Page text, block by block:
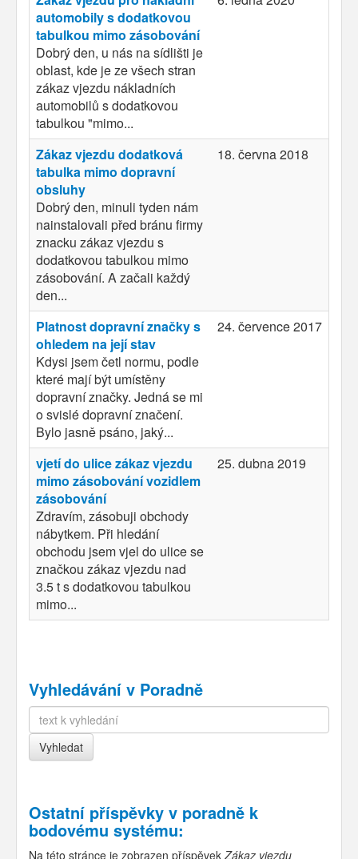
automobily s dodatkovou
tabulkou mimo zásobování
Dobrý den, u nás na sídlišti je
oblast, kde je ze všech stran
zákaz vjezdu nákladních
automobilů s dodatkovou
tabulkou "mimo...
Zákaz vjezdu dodatková
tabulka mimo dopravní
obsluhy
Dobrý den, minuli tyden nám
nainstalovali před bránu firmy
znacku zákaz vjezdu s
dodatkovou tabulkou mimo
zásobování. A začali každý
den...
18. června 2018
Platnost dopravní značky s
ohledem na její stav
Kdysi jsem četl normu, podle
které mají být umístěny
dopravní značky. Jedná se mi
o svislé dopravní značení.
Bylo jasně psáno, jaký...
24. července 2017
vjetí do ulice zákaz vjezdu
mimo zásobování vozidlem
zásobování
Zdravím, zásobuji obchody
nábytkem. Při hledání
obchodu jsem vjel do ulice se
značkou zákaz vjezdu nad
3.5 t s dodatkovou tabulkou
mimo...
25. dubna 2019
Vyhledávání v Poradně
Ostatní příspěvky v poradně k
bodovému systému:
Na této stránce je zobrazen příspěvek Zákaz vjezdu